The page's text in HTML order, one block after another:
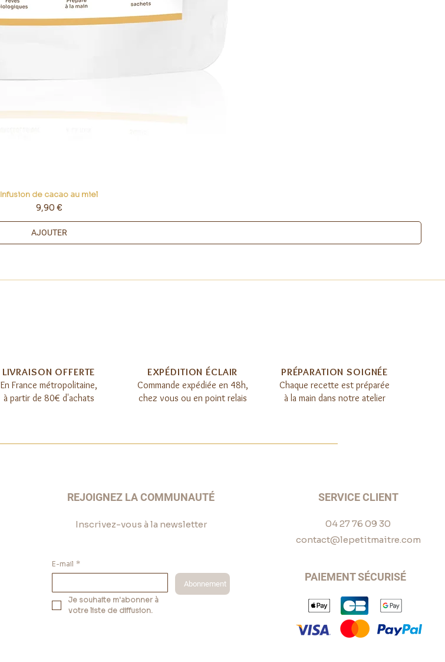
Infusion de cacao au miel
Prix
9,90 €
AJOUTER
LIVRAISON OFFERTE​
En France métropolitaine,
à partir de 80€ d'achats
EXPÉDITION ÉCLAIR​
Commande expédiée en 48h,
chez vous ou en point relais
PRÉPARATION SOIGNÉE​
Chaque recette est préparée
à la main dans notre atelier
REJOIGNEZ LA COMMUNAUTÉ
Inscrivez-vous à la newsletter
E-mail *
Abonnement
Je souhaite m'abonner à
votre liste de diffusion.
SERVICE CLIENT
04 27 76 09 30
contact@lepetitmaitre.com
PAIEMENT SÉCURISÉ